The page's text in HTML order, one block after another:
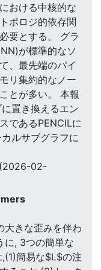
おける中核的な
ポロジ的依存関
要とする。 グラ
が標準的なソ
、最先端のパイ
リ集約的なノー
とが多い。 本報
置き換えるエン
であるPENCILに
ルサブグラフに
(2026-02-
大きな歪みを伴わ
に, 3つの簡単な
簡易な$L$の注